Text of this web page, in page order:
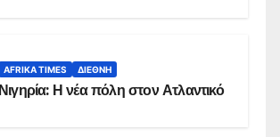
AFRIKA TIMES ΔΙΕΘΝΉ
Νιγηρία: Η νέα πόλη στον Ατλαντικό